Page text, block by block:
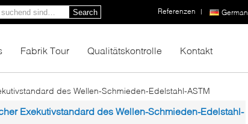
German
Referenzen |
Search
Fabrik Tour Qualitätskontrolle Kontakt
des Wellen-Schmieden-Edelstahl-ASTM
Exekutivstandard des Wellen-Schmieden-Edelstahl-